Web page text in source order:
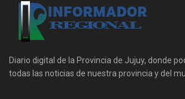
Diario digital de la Provincia de Jujuy, donde
todas las noticias de nuestra provincia y del